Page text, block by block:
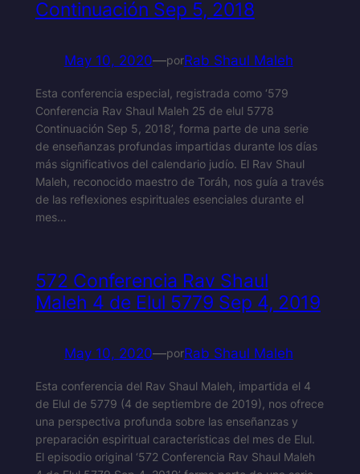
Continuación Sep 5, 2018
May 10, 2020—porRab Shaul Maleh
Esta conferencia especial, registrada como ‘579
Conferencia Rav Shaul Maleh 25 de elul 5778
Continuación Sep 5, 2018’, forma parte de una serie
de enseñanzas profundas impartidas durante los días
más significativos del calendario judío. El Rav Shaul
Maleh, reconocido maestro de Toráh, nos guía a través
de las reflexiones espirituales esenciales durante el
mes…
572 Conferencia Rav Shaul
Maleh 4 de Elul 5779 Sep 4, 2019
May 10, 2020—porRab Shaul Maleh
Esta conferencia del Rav Shaul Maleh, impartida el 4
de Elul de 5779 (4 de septiembre de 2019), nos ofrece
una perspectiva profunda sobre las enseñanzas y
preparación espiritual características del mes de Elul.
El episodio original ‘572 Conferencia Rav Shaul Maleh